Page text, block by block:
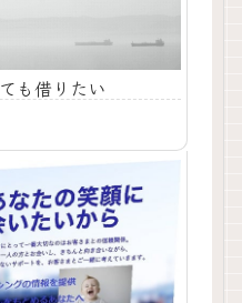
も借りたい